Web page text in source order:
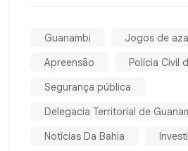
Guanambi
Jogos de
Apreensão
Polícia Civil
Segurança pública
Delegacia Territorial de
Notícias Da Bahia